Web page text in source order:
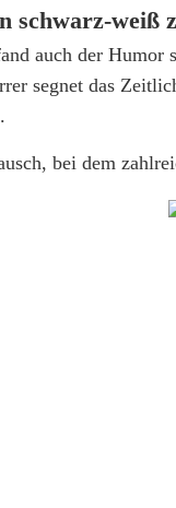
schwarz-weiß
auch der Humor
segnet das
bei dem